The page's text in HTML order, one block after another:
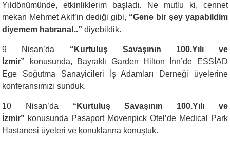
Yıldönümünde, etkinliklerim başladı. Ne mutlu ki, cennet
mekan Mehmet Akif’in dediği gibi, “Gene bir şey yapabildim
diyemem hatırana!..” diyebildik.
9 Nisan’da “Kurtuluş Savaşının 100.Yılı ve
İzmir” konusunda, Bayraklı Garden Hilton İnn’de ESSİAD
Ege Soğutma Sanayicileri İş Adamları Derneği üyelerine
konferansımızı sunduk.
10 Nisan’da “Kurtuluş Savaşının 100.Yılı ve
İzmir” konusunda Pasaport Movenpick Otel’de Medical Park
Hastanesi üyeleri ve konuklarına konuştuk.